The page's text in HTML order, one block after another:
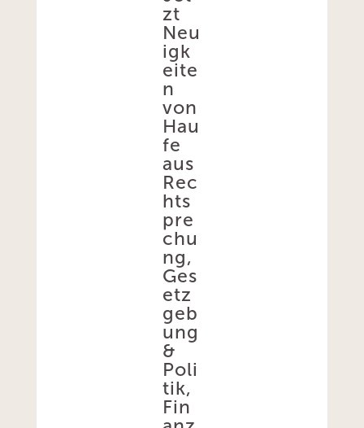
zt
Neu
igk
eite
n
von
Hau
fe
aus
Rec
hts
pre
chu
ng,
Ges
etz
geb
ung
&
Poli
tik,
Fin